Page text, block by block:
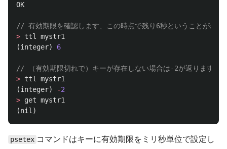
OK
// 有効期限を確認します、この時点で残り6秒ということがわか
> ttl
mystr1
(integer) 6
// （有効期限切れで）キーが存在しない場合は-2が返ります
> ttl
mystr1
(integer) -2
> get mystr1
(nil )
psetex コマンドはキーに有効期限をミリ秒単位で設定し